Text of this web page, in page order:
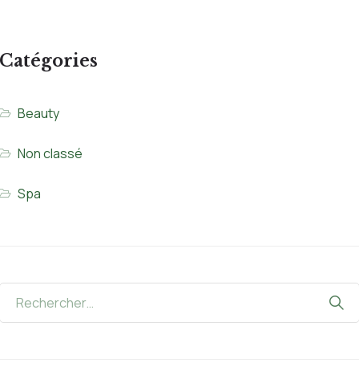
Catégories
Beauty
Non classé
Spa